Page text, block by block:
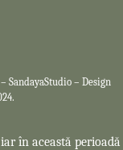
SandayaStudio – Design
în această perioadă